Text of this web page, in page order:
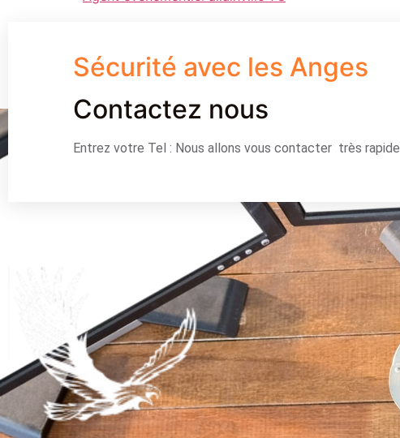
Sécurité avec les Anges
Contactez nous
Entrez votre Tel : Nous allons vous contacter très